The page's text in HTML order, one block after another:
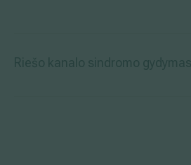
Riešo kanalo sindromo gydymas